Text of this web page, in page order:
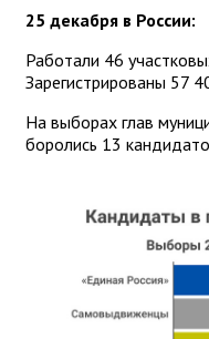
25 декабря в России:
Работали 46
Зарегистрированы 57
На выборах глав
боролись 13